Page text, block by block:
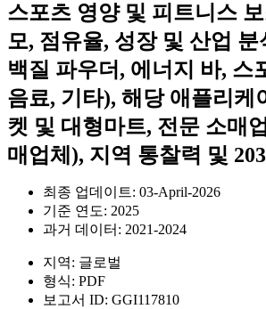
스포츠 영양 및 피트니스
모, 점유율, 성장 및 산업
백질 파우더, 에너지 바, 스
음료, 기타), 해당 애플리케
켓 및 대형마트, 전문 소매
매업체), 지역 통찰력 및
최종 업데이트: 03-April-2026
기준 연도: 2025
과거 데이터: 2021-2024
지역: 글로벌
형식: PDF
보고서 ID: GGI117810